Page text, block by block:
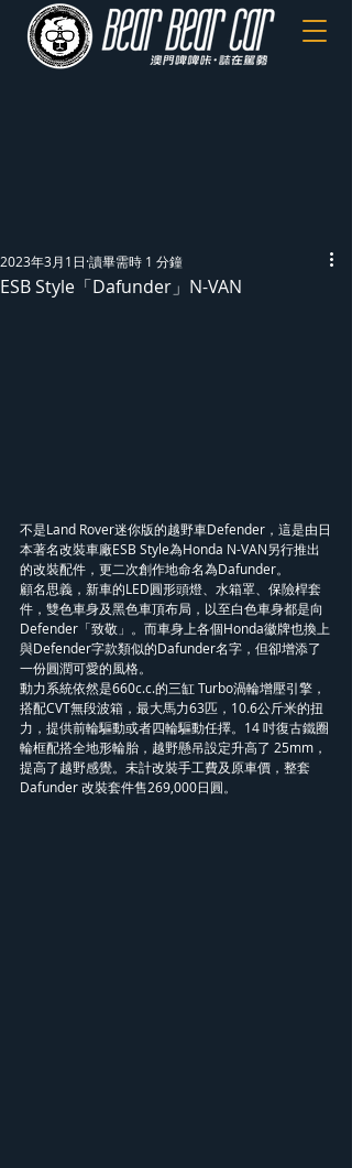
ESB Style「Dafunder」N-VAN
2023年3月1日 讀畢需時 1 分鐘
不是Land Rover迷你版的越野車Defender，這是由日
本著名改裝車廠ESB Style為Honda N-VAN另行推出
的改裝配件，更二次創作地命名為Dafunder。
顧名思義，新車的LED圓形頭燈、水箱罩、保險桿套
件，雙色車身及黑色車頂布局，以至白色車身都是向
Defender「致敬」。而車身上各個Honda徽牌也換上
與Defender字款類似的Dafunder名字，但卻增添了
一份圓潤可愛的風格。
動力系統依然是660c.c.的三缸 Turbo渦輪增壓引擎，
搭配CVT無段波箱，最大馬力63匹，10.6公斤米的扭
力，提供前輪驅動或者四輪驅動任擇。14 吋復古鐵圈
輪框配搭全地形輪胎，越野懸吊設定升高了 25mm，
提高了越野感覺。未計改裝手工費及原車價，整套
Dafunder 改裝套件售269,000日圓。